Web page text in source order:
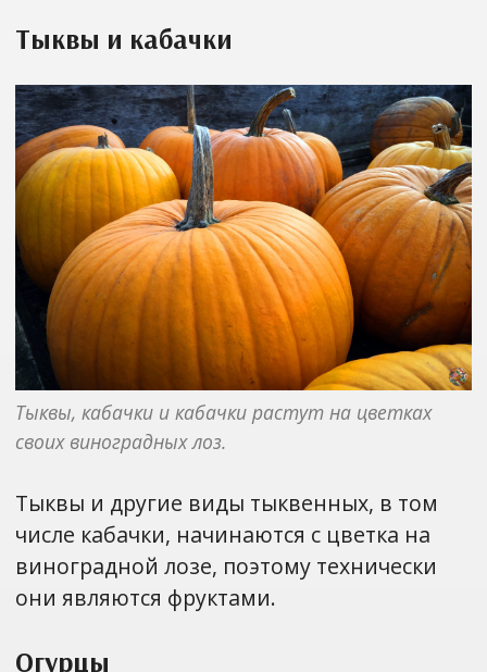
Тыквы и кабачки
Тыквы, кабачки и кабачки растут на цветках
своих виноградных лоз.
Тыквы и другие виды тыквенных, в том
числе кабачки, начинаются с цветка на
виноградной лозе, поэтому технически
они являются фруктами.
Огурцы